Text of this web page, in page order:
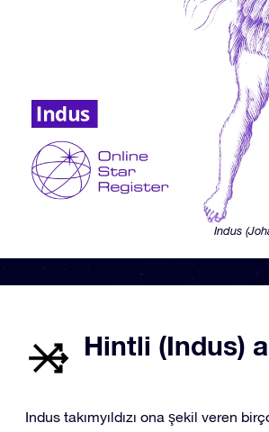
Indus
Hintli (Indus)
Indus takımyıldızı ona şekil veren